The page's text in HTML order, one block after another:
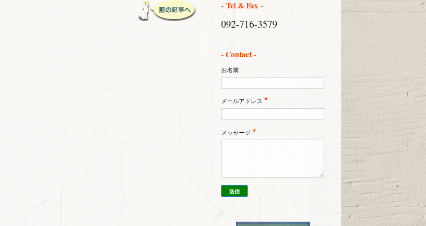
- Tel & Fax -
092-716-3579
- Contact -
お名前
メールアドレス *
メッセージ *